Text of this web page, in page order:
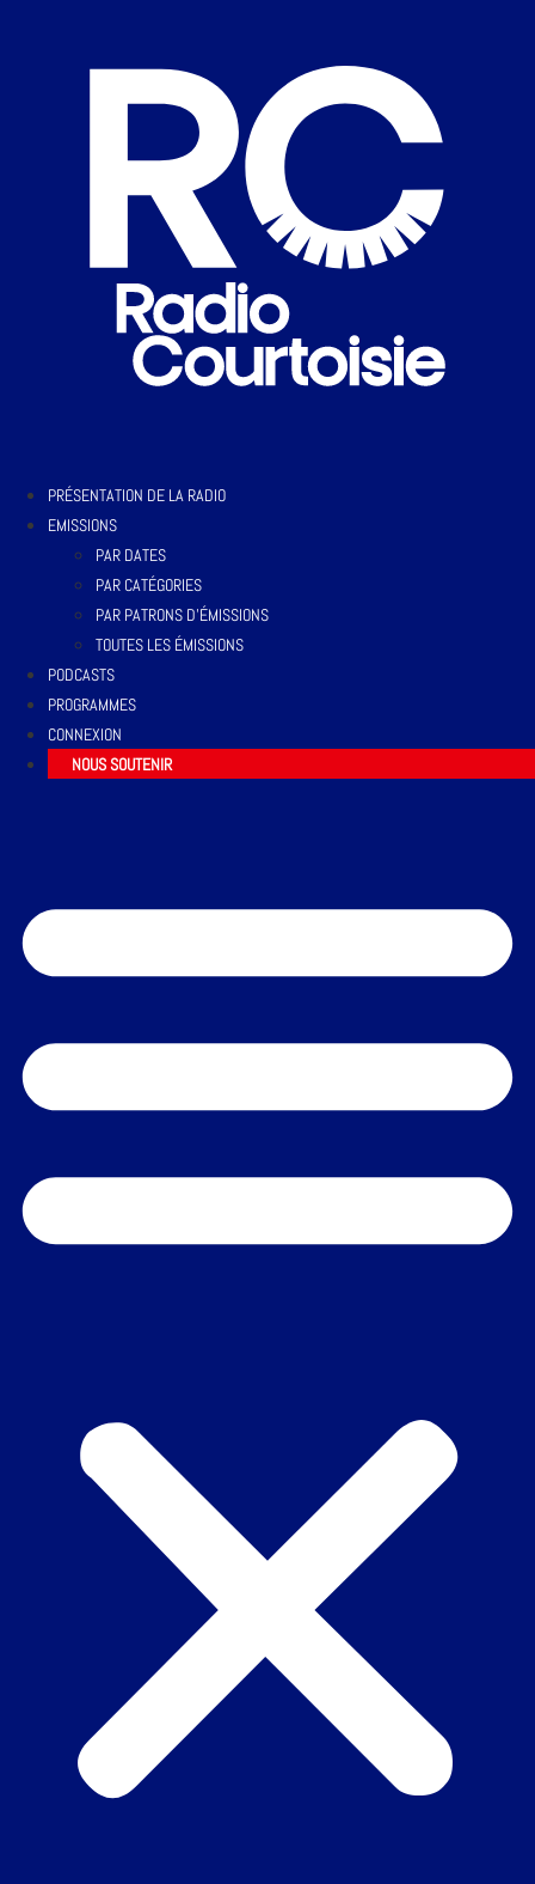
PRÉSENTATION DE LA RADIO
EMISSIONS
PAR DATES
PAR CATÉGORIES
PAR PATRONS D’ÉMISSIONS
TOUTES LES ÉMISSIONS
PODCASTS
PROGRAMMES
CONNEXION
NOUS SOUTENIR